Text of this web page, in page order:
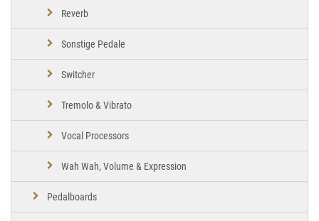
Reverb
Sonstige Pedale
Switcher
Tremolo & Vibrato
Vocal Processors
Wah Wah, Volume & Expression
Pedalboards